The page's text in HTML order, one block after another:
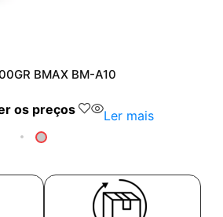
BMAX BM-A10
os preços Ler mais